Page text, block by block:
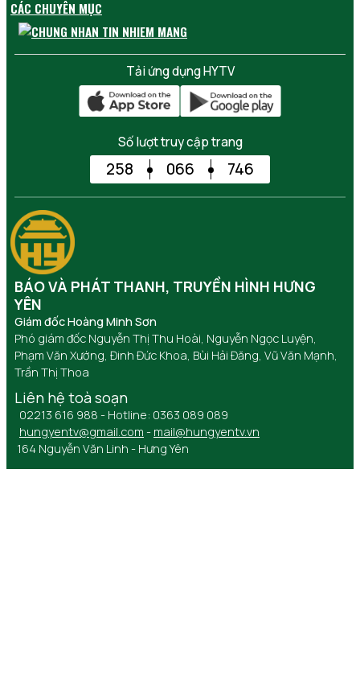
CÁC CHUYÊN MỤC
Tải ứng dụng HYTV
Số lượt truy cập trang
258 066 746
BÁO VÀ PHÁT THANH, TRUYỀN HÌNH HƯNG
YÊN
Giám đốc Hoàng Minh Sơn
Phó giám đốc Nguyễn Thị Thu Hoài, Nguyễn Ngọc Luyện,
Phạm Văn Xướng, Đinh Đức Khoa, Bùi Hải Đăng, Vũ Văn Mạnh,
Trần Thị Thoa
Liên hệ toà soạn
02213 616 988 - Hotline: 0363 089 089
hungyentv@gmail.com - mail@hungyentv.vn
164 Nguyễn Văn Linh - Hưng Yên